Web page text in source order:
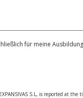
für meine
S.L, is reported at the